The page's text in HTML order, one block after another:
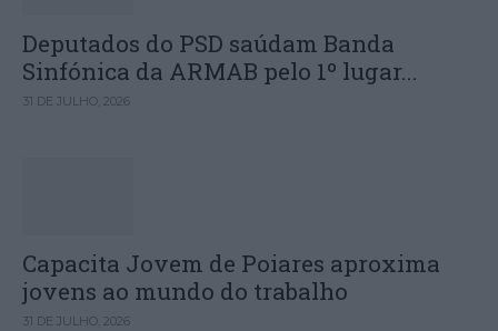
Deputados do PSD saúdam Banda
Sinfónica da ARMAB pelo 1º lugar...
31 DE JULHO, 2026
Capacita Jovem de Poiares aproxima
jovens ao mundo do trabalho
31 DE JULHO, 2026